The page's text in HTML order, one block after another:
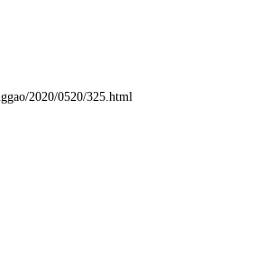
2020/0520/325.html